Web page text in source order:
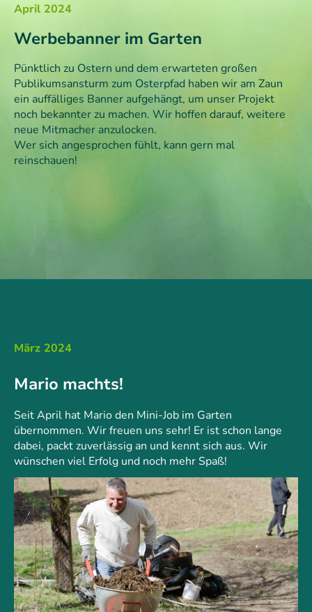
April 2024
Werbebanner im Garten
Pünktlich zu Ostern und dem erwarteten großen
Publikumsansturm zum Osterpfad haben wir am Zaun
ein auffälliges Banner aufgehängt, um unser Projekt
noch bekannter zu machen. Wir hoffen darauf, weitere
neue Mitmacher anzulocken.
Wer sich angesprochen fühlt, kann gern mal
reinschauen!
März 2024
Mario machts!
Seit April hat Mario den Mini-Job im Garten
übernommen. Wir freuen uns sehr! Er ist schon lange
dabei, packt zuverlässig an und kennt sich aus. Wir
wünschen viel Erfolg und noch mehr Spaß!